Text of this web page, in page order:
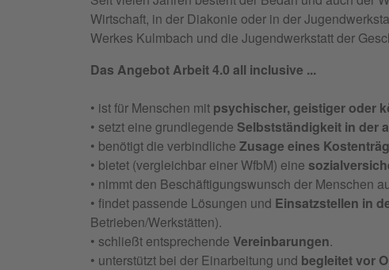
Wirtschaft, in der Diakonie oder in der
Werkes Kulmbach und die Jugendwerkstatt der
Das Angebot Arbeit 4.0 all inclusive ...
• ist für Menschen mit psychischer, geistiger oder
• setzt eine grundlegende Selbstständigkeit in der
• benötigt die verbindliche Zusage eines
• bietet (vergleichbar einer WfbM) eine
• nimmt den Beschäftigungswunsch der Menschen
• findet passende Lösungen und Einsatzstellen in
Betrieben/Werkstätten).
• schließt entsprechende Vereinbarungen.
• unterstützt bei der Einarbeitung und begleitet vor